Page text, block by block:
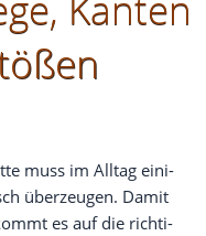
muss im All­tag eini­
über­zeu­gen. Damit
es auf die rich­ti­